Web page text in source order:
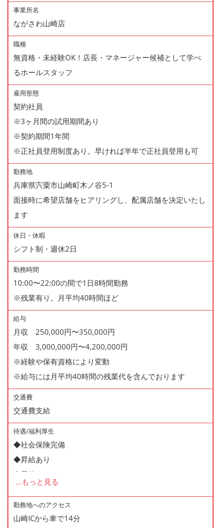
事業所名
ながさわ山崎店
職種
無資格・未経験OK！店長・マネージャー候補として学べ
るホールスタッフ
雇用形態
契約社員
※3ヶ月間の試用期間あり
※契約期間1年間
※正社員登用制度あり。早ければ半年で正社員登用も可
勤務地
兵庫県宍粟市山崎町木ノ谷5-1
面接時に希望店舗をヒアリングし、配属店舗を決定いたし
ます
休日・休暇
シフト制・週休2日
勤務時間
10:00〜22:00の間で1日8時間勤務
※残業有り。月平均40時間ほど
給与
月収 250,000円〜350,000円
年収 3,000,000円〜4,200,000円
※経験や保有資格により変動
※給与には月平均40時間の残業代を含んでおります
交通費
交通費支給
待遇/福利厚生
◆社会保険完備
◆昇給あり
◆昇格あり
◆正社員登用制度あり
◆寸志あり
◆有給休暇あり
... もっと見る
勤務地へのアクセス
山崎ICから車で14分